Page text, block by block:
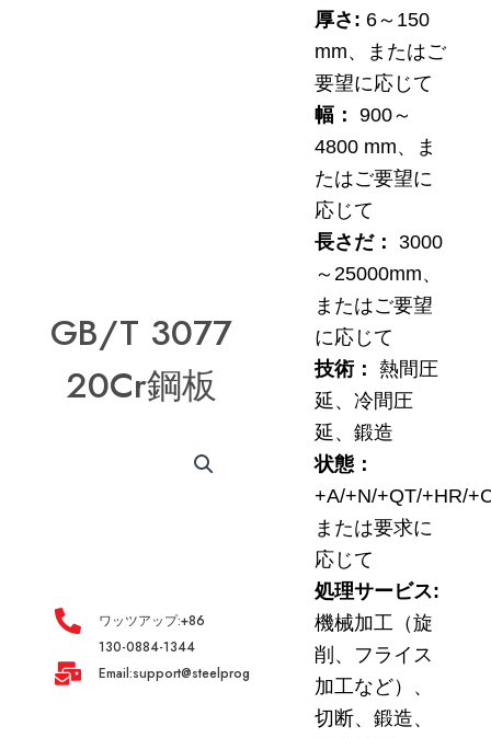
GB/T 3077
20Cr鋼板
ワッツアップ:+86
130-0884-1344
Email:support@steelprogroup.com
厚さ: 6～150
mm、またはご
要望に応じて
幅： 900～
4800 mm、ま
たはご要望に
応じて
長さだ： 3000
～25000mm、
またはご要望
に応じて
技術： 熱間圧
延、冷間圧
延、鍛造
状態：
+A/+N/+QT/+HR/
または要求に
応じて
処理サービス:
機械加工（旋
削、フライス
加工など）、
切断、鍛造、